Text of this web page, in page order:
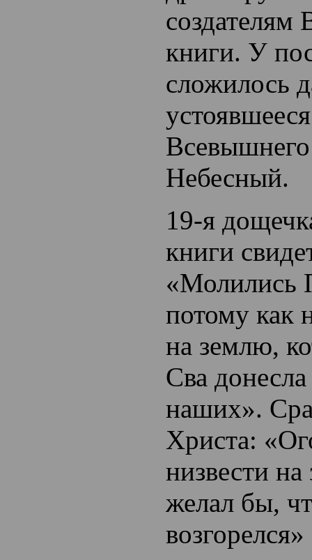
создателям
книги. У
сложилось
Небесный.
19-я
книги
«Молились
потому как
на землю,
Сва
наших».
Христа:
низвести
желал бы,